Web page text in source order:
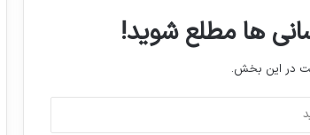
ها مطلع شوید!
در این بخش.